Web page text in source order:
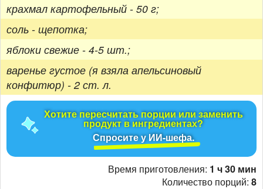
крахмал картофельный - 50 г;
соль - щепотка;
яблоки свежие - 4-5 шт.;
варенье густое (я взяла апельсиновый
конфитюр) - 2 ст. л.
Хотите пересчитать порции или заменить
продукт в ингредиентах?
Спросите у ИИ-шефа.
Время приготовления: 1 ч 30 мин
Количество порций: 8